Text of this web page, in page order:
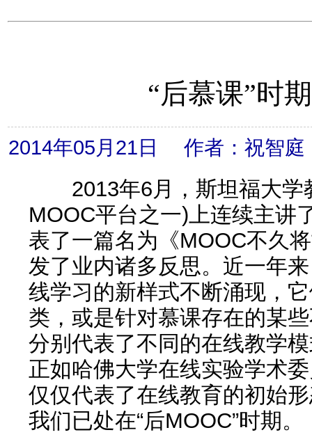
“后慕课”时
2014年05月21日 作者：祝智
2013年6月，斯坦福大学
MOOC平台之一)上连续主讲
表了一篇名为《MOOC不久
发了业内诸多反思。近一年
线学习的新样式不断涌现，
类，或是针对慕课存在的某
分别代表了不同的在线教学
正如哈佛大学在线实验学术
仅仅代表了在线教育的初始
我们已处在“后MOOC”时期。